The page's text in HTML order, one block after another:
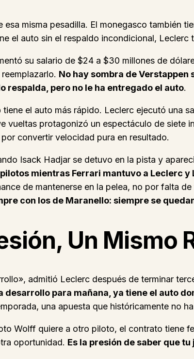
misma pesadilla. El monegasco también
el auto sin el respaldo incondicional,
su salario de $24 a $30 millones de
No hay sombra de Verstappen
respalda, pero no le ha entregado el auto.
el auto más rápido. Leclerc ejecutó una
vueltas protagonizó un espectáculo de
convertir velocidad pura en resultado.
Isack Hadjar se detuvo en la pista y
mientras Ferrari mantuvo a Leclerc y
de mantenerse en la pelea, no por falta
con los de Maranello: siempre se
Un Mismo
admitió Leclerc después de terminar
desarrollo para mañana, ya tiene el auto
una apuesta que históricamente no
Wolff quiere a otro piloto, el contrato tiene
oportunidad. Es la presión de saber que